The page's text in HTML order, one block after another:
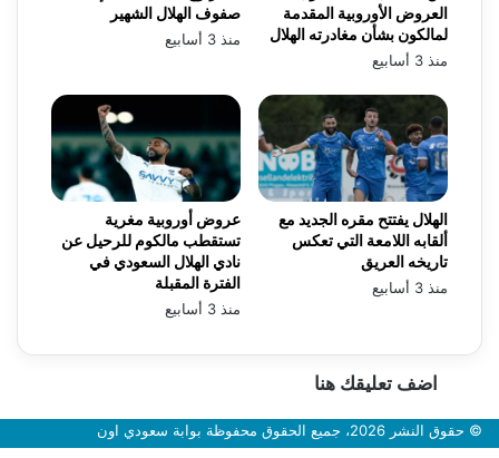
صفوف الهلال الشهير
منذ 3 أسابيع
العروض الأوروبية المقدمة
لمالكون بشأن مغادرته الهلال
منذ 3 أسابيع
عروض أوروبية مغرية
تستقطب مالكوم للرحيل عن
نادي الهلال السعودي في
الفترة المقبلة
منذ 3 أسابيع
الهلال يفتتح مقره الجديد مع
ألقابه اللامعة التي تعكس
تاريخه العريق
منذ 3 أسابيع
اضف تعليقك هنا
© حقوق النشر 2026، جميع الحقوق محفوظة بوابة سعودي اون